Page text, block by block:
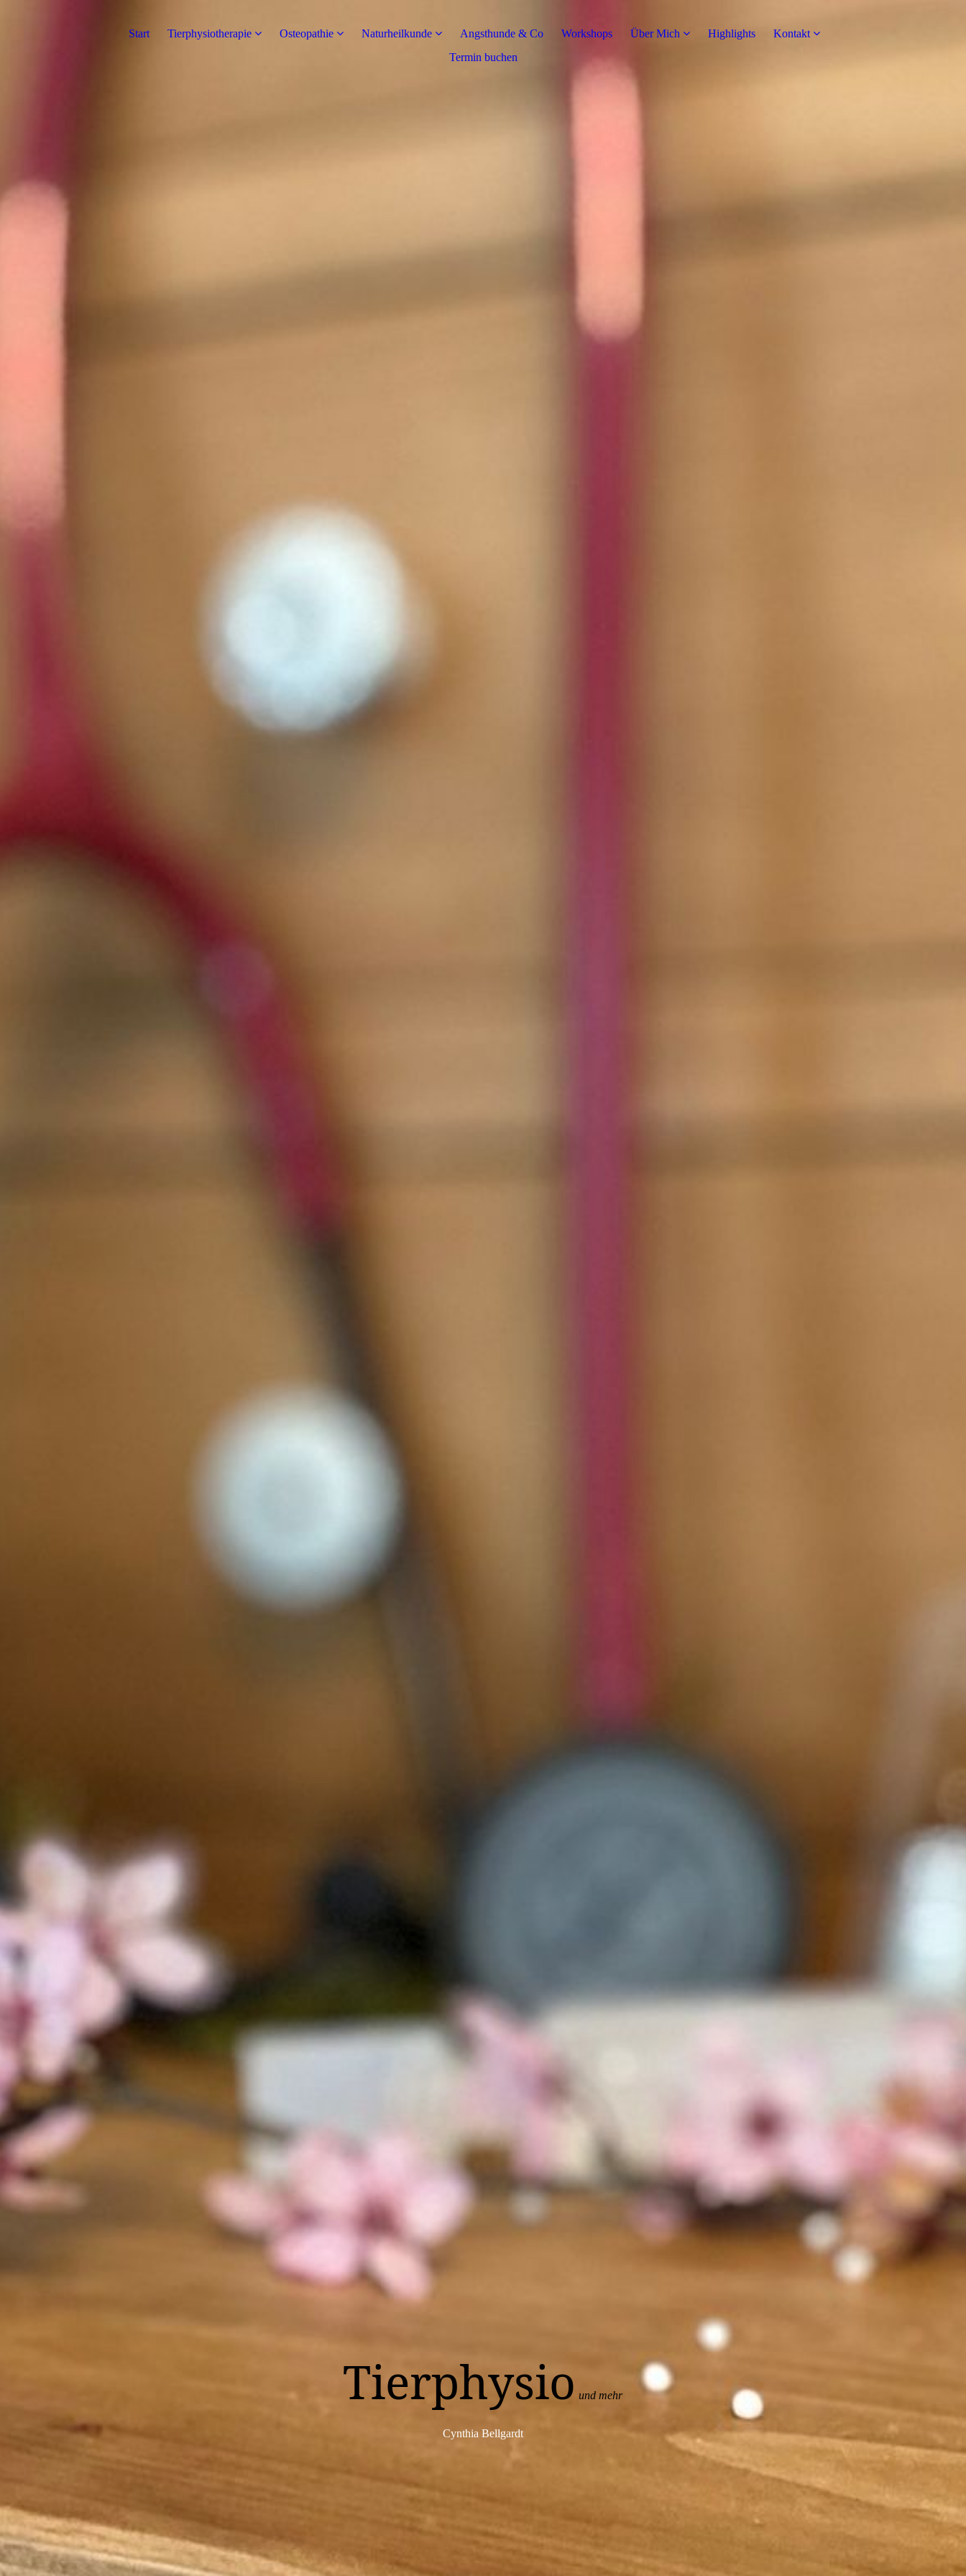
Start Tierphysiotherapie Osteopathie Naturheilkunde Angsthunde & Co Workshops Über Mich Highlights
Kontakt
Termin buchen
Tierphysio und mehr
Cynthia Bellgardt